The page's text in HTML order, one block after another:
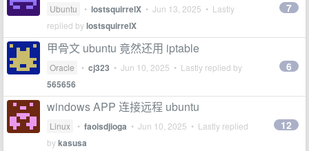
Ubuntu • lostsquirrelX • Jun 13, 2025 • Lastly
replied bylostsquirrelX
7
甲骨文 ubuntu 竟然还用 iptable
Oracle • cj323 • Jun 10, 2025 • Lastly replied by
565656
6
windows APP 连接远程 ubuntu
Linux • faoisdjioga • Jun 10, 2025 • Lastly replied
bykasusa
12